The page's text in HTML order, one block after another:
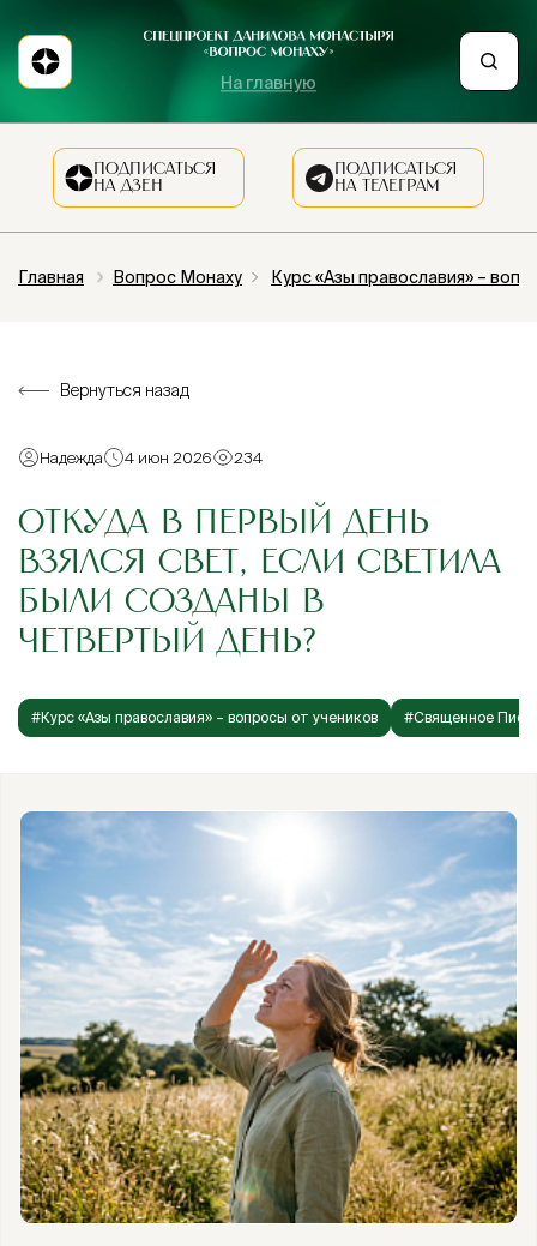
На главную
ПОДПИСАТЬСЯ
НА ДЗЕН
ПОДПИСАТЬСЯ
НА ТЕЛЕГРАМ
Главная Вопрос Монаху Курс «Азы православия» –
Вернуться назад
Надежда 4 июн 2026 234
ОТКУДА В ПЕРВЫЙ ДЕНЬ
ВЗЯЛСЯ СВЕТ, ЕСЛИ СВЕТИЛА
БЫЛИ СОЗДАНЫ В
ЧЕТВЕРТЫЙ ДЕНЬ?
#Курс «Азы православия» – вопросы от учеников #Священное